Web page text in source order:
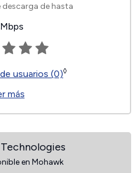
descarga de hasta
Mbps
usuarios (0)◊
más
en Mohawk